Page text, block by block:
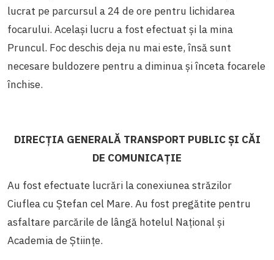
lucrat pe parcursul a 24 de ore pentru lichidarea
focarului. Același lucru a fost efectuat și la mina
Pruncul. Foc deschis deja nu mai este, însă sunt
necesare buldozere pentru a diminua și înceta focarele
închise.
DIRECȚIA GENERALĂ TRANSPORT PUBLIC ȘI CĂI
DE COMUNICAȚIE
Au fost efectuate lucrări la conexiunea străzilor
Ciuflea cu Ștefan cel Mare. Au fost pregătite pentru
asfaltare parcările de lângă hotelul Național și
Academia de Științe.